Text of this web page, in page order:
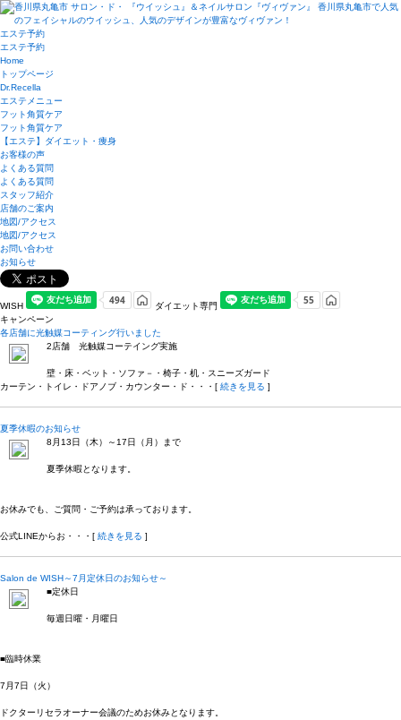
エステ予約
エステ予約
Home
トップページ
Dr.Recella
エステメニュー
フット角質ケア
フット角質ケア
【エステ】ダイエット・痩身
お客様の声
よくある質問
よくある質問
スタッフ紹介
店舗のご案内
地図/アクセス
地図/アクセス
お問い合わせ
お知らせ
WISH
ダイエット専門
キャンペーン
各店舗に光触媒コーティング行いました
2店舗 光触媒コーテイング実施
壁・床・ベット・ソファ－・椅子・机・スニーズガード
カーテン・トイレ・ドアノブ・カウンター・ド・・・[ 続きを見る ]
夏季休暇のお知らせ
8月13日（木）～17日（月）まで
夏季休暇となります。
お休みでも、ご質問・ご予約は承っております。
公式LINEからお・・・[ 続きを見る ]
Salon de WISH～7月定休日のお知らせ～
■定休日
毎週日曜・月曜日
■臨時休業
7月7日（火）
ドクターリセラオーナー会議のためお休みとなります。